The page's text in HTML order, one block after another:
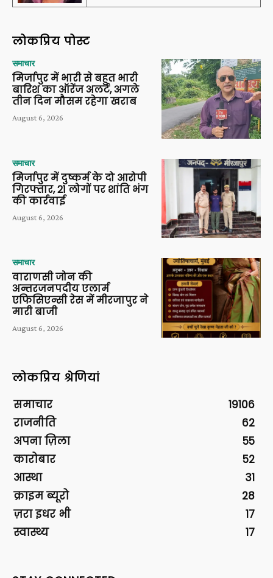
लोकप्रिय पोस्ट
समाचार
मिर्जापुर में भारी से बहुत भारी
बारिश का ऑरेंज अलर्ट, अगले
तीन दिन मौसम रहेगा खराब
August 6, 2026
समाचार
मिर्जापुर में दुष्कर्म के दो आरोपी
गिरफ्तार, 21 लोगों पर शांति भंग
की कार्रवाई
August 6, 2026
समाचार
वाराणसी जोन की
अन्तरजनपदीय एलार्म
एफिसिएन्सी रेस में मीरजापुर ने
मारी बाजी
August 6, 2026
लोकप्रिय श्रेणियां
समाचार
19106
राजनीति
62
अपना ज़िला
55
कारोबार
52
आस्था
31
क्राइम ब्यूरो
28
ज़रा इधर भी
17
स्वास्थ्य
17